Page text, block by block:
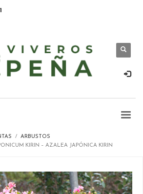
ARBUSTOS
KIRIN – AZALEA JAPÓNICA KIRIN